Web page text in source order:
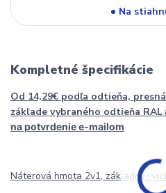
Na
Kompletné špecifikácie
Od 14,29€ podľa odtieňa,
základe vybraného odtieňa RAL
na potvrdenie e-mailom
Náterová hmota 2v1,